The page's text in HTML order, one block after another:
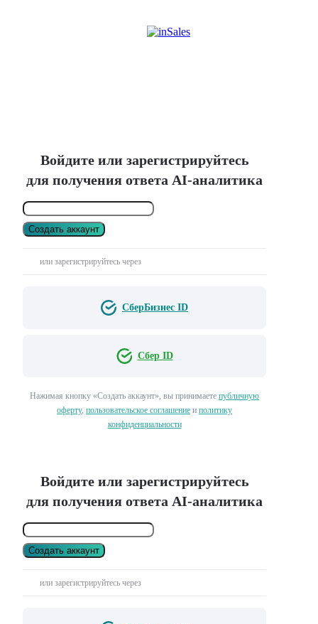
Войдите или зарегистрируйтесь
для получения ответа AI-аналитика
Создать аккаунт
или зарегистрируйтесь через
СберБизнес ID
Сбер ID
Нажимая кнопку «Создать аккаунт», вы принимаете публичную
оферту, пользовательское соглашение и политику
конфиденциальности
Войдите или зарегистрируйтесь
для получения ответа AI-аналитика
Создать аккаунт
или зарегистрируйтесь через